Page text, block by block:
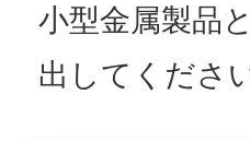
小型金属製品
出してください